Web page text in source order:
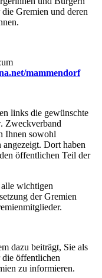
Gremien und deren
mammendorf
links die gewünschte
Zweckverband
Ihnen sowohl
angezeigt. Dort haben
öffentlichen Teil der
wichtigen
der Gremien
dazu beiträgt, Sie als
öffentlichen
zu informieren.